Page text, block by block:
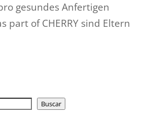
gesundes Anfertigen
part of CHERRY sind Eltern
Buscar